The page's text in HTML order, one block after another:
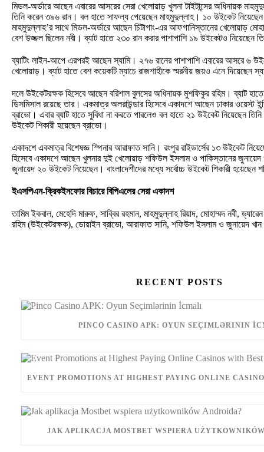
মিডল-অর্ডারে আছেন এবারের আসরের সেরা খেলোয়াড় খুলনা টাইটান্সের অধিনায়ক
তিনি করেন ৩৯৬ রান। বল হাতে সাফল্য পেয়েছেন মাহমুদুল্লাহ। ১০ উইকেট
মাহমুদুল্লাহ’র সাথে মিডল-অর্ডারে আছেন চিটাগাং-এর আফগানিস্তানের খেলোয়াড়
বেশ উজ্জল ছিলেন নবী। ব্যাট হাতে ২৩০ রান করার পাশাপাশি ১৯ উইকেটও নিয়েছেন
ব্যাটিং লাইন-আপে এরপরই আছেন স্যামি। ২৭৬ রানের পাশাপাশি এবারের আসরে ৬
খেলোয়াড়। ব্যাট হাতে বেশ কয়েকটি ম্যাচে রাজশাহীকে স্মরনীয় জয়ও এনে দিয়েছেন
দলে উইকেটরক্ষক হিসেবে আছেন বরিশাল বুলসের অধিনায়ক মুশফিকুর রহিম। ব্যাট হাতে
ডিসমিসাল রয়েছে তার। একমাত্র অলরাউন্ডার হিসেবে একাদশে আছেন ঢাকার ওয়েস্ট
ব্রাভো। এবার ব্যাট হাতে সুবিধা না করতে পারলেও বল হাতে ২১ উইকেট নিয়েছেন
উইকেট শিকারী হয়েছেন ব্রাভো।
একাদশে একমাত্র বিশেষজ্ঞ স্পিনার আরাফাত সানি। রংপুর রাইডার্সের ১৩ উইকেট
হিসেবে একাদশে আছেন খুলনার দুই খেলোয়াড় শফিউল ইসলাম ও পাকিস্তানের
জুনায়েদ ২০ উইকেট নিয়েছেন। বাংলাদেশীদের মধ্যে সর্বোচ্চ উইকেট শিকারী হয়েছেন
ইএসপিএন-ক্রিকইনফোর বিচারে বিপিএলের সেরা একাদশ
তামিম ইকবাল, মেহেদি মারুফ, সাব্বির রহমান, মাহমুদুল্লাহ রিয়াদ, মোহাম্মদ নবী,
রহিম (উইকেটরক্ষক), ডোয়াইন ব্রাভো, আরাফাত সানি, শফিউল ইসলাম ও জুনায়েদ খান
RECENT POSTS
PINCO CASINO APK: OYUN SEÇIMLƏRININ
EVENT PROMOTIONS AT HIGHEST PAYING ONLINE
JAK APLIKACJA MOSTBET WSPIERA